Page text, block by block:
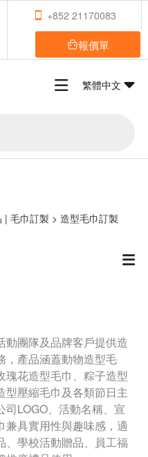
+852 21170083
報價單
繁體中文
| 毛巾訂製 > 造型毛巾訂製
動團隊及品牌客戶提供造
，產品涵蓋動物造型毛
瑰花造型毛巾、粽子造型
型壓縮毛巾及各類節日主
LOGO、活動名稱、宣
兼具實用性與趣味感，適
、學校活動贈品、員工福